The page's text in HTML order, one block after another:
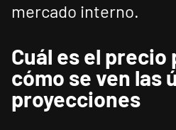
mercado interno.
Cuál es el precio
cómo se ven las
proyecciones